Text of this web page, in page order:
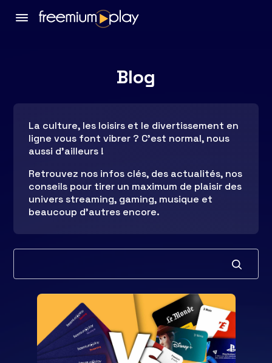
Blog
La culture, les loisirs et le divertissement en
ligne vous font vibrer ? C’est normal, nous
aussi d’ailleurs !
Retrouvez nos infos clés, des actualités, nos
conseils pour tirer un maximum de plaisir des
univers streaming, gaming, musique et
beaucoup d’autres encore.